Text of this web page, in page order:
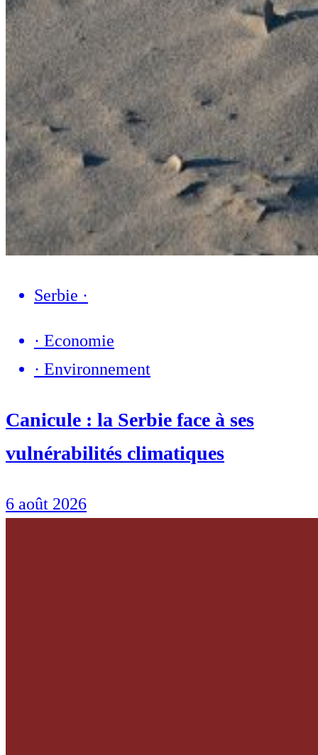
Serbie ·
· Economie
· Environnement
Canicule : la Serbie face à ses
vulnérabilités climatiques
6 août 2026